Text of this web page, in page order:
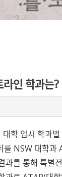
인 학과는?
학 입시 학과
를 NSW 대
를 통해 특별